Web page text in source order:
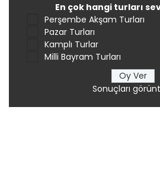
En çok hangi turları
Perşembe Akşam Turları
Pazar Turları
Kamplı Turlar
Milli Bayram Turları
Sonuçları